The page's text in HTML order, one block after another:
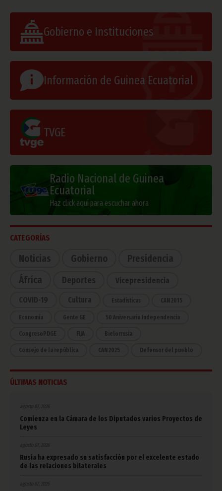
Gobierno e Instituciones
Información de Guinea Ecuatorial
TVGE
Radio Nacional de Guinea
Ecuatorial
Haz click aquí para escuchar ahora
CATEGORÍAS
Noticias Gobierno
Presidencia
África
Deportes Vicepresidencia
COVID-19 Cultura Estadísticas CAN 2015
Economía Gente GE 50 Aniversario Independencia
CongresoPDGE FIJA Bielorrusia
Consejo de la república CAN 2025 Defensor del pueblo
ÚLTIMAS NOTICIAS
agosto 07, 2026
Comienza en la Cámara de los Diputados varios Proyectos de
Leyes
agosto 07, 2026
Rusia ha expresado su satisfacción por el excelente estado
de las relaciones bilaterales
agosto 07, 2026